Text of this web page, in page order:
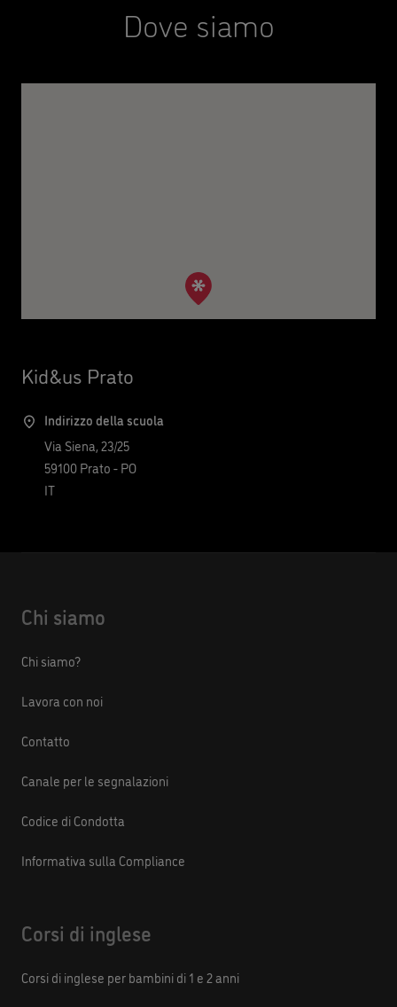
Dove siamo
Kid&us Prato
Indirizzo della scuola
Via Siena, 23/25
59100Prato-PO
IT
Chi siamo
Chi siamo?
Lavora con noi
Contatto
Canale per le segnalazioni
Codice di Condotta
Informativa sulla Compliance
Corsi di inglese
Corsi di inglese per bambini di 1 e 2 anni